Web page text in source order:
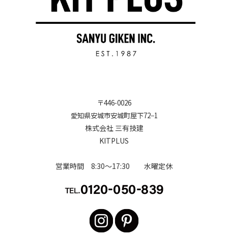
〒446-0026
愛知県安城市安城町屋下72−1
株式会社 三有技建
KITPLUS
営業時間 8:30～17:30 水曜定休